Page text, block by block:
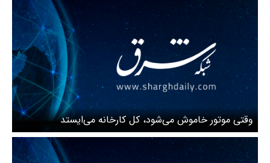
وقتی موتور خاموش می‌شود، کل کارخانه می‌ایستد